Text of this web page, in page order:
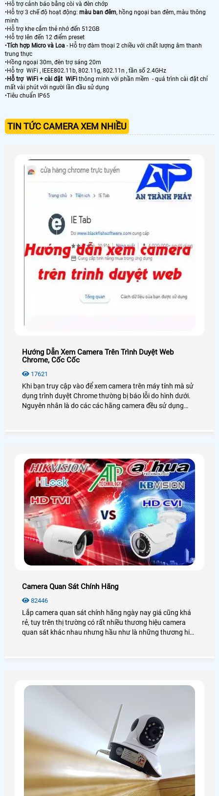
•Hỗ trợ cảnh báo bằng còi và đèn chớp
•Hỗ trợ 3 chế độ hoạt động: màu ban đêm, hồng ngoại ban đêm, màu thông
minh
•Hỗ trợ khe cắm thẻ nhớ đến 512GB
•Hỗ trợ lên đến 12 điểm preset
•Tích hợp Micro và Loa - Hỗ trợ đàm thoại 2 chiều với chất lượng âm thanh
trung thực
•Hồng ngoại 30m, đèn trợ sáng 20m
•Hỗ trợ WiFi , IEEE802.11b, 802.11g, 802.11n , tần số 2.4GHz
•Hỗ trợ WiFi + cài đặt WiFi thông minh với phần mềm - quá trình cài đặt chỉ
mất vài phút với người lần đầu sử dụng
•Tiêu chuẩn IP65
TIN TỨC CAMERA XEM NHIỀU
Hướng Dẫn Xem Camera Trên Trình Duyệt Web
Chrome, Cốc Cốc
17621
Khi bạn truy cập vào để xem camera trên máy tính mà sử
dụng trình duyệt Chrome thường bị báo lỗi do hình dưới.
Nguyên nhân là do các các hãng camera đều sử dụng
Camera Quan Sát Chính Hãng
82446
Lắp camera quan sát chính hãng ngày nay giá cũng khá
rẻ, tuy trên thị trường có rất nhiều thương hiệu camera
quan sát khác nhau nhưng hầu như là những thương hiệu